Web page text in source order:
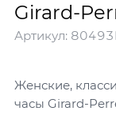
Girard-
Артикул:
Женские,
часы Girard-